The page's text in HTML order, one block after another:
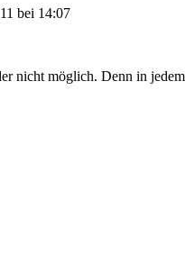
bei 14:07
nicht möglich. Denn in